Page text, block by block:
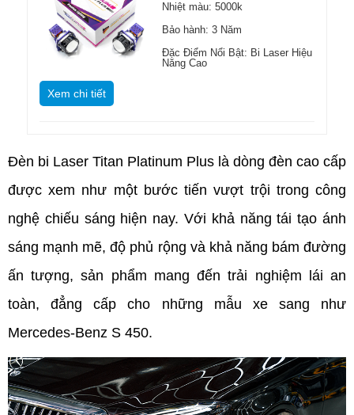
Nhiệt màu: 5000k
Bảo hành: 3 Năm
Đặc Điểm Nổi Bật: Bi Laser Hiệu
Năng Cao
Xem chi tiết
Đèn bi Laser Titan Platinum Plus là dòng đèn cao cấp
được xem như một bước tiến vượt trội trong công
nghệ chiếu sáng hiện nay. Với khả năng tái tạo ánh
sáng mạnh mẽ, độ phủ rộng và khả năng bám đường
ấn tượng, sản phẩm mang đến trải nghiệm lái an
toàn, đẳng cấp cho những mẫu xe sang như
Mercedes-Benz S 450.